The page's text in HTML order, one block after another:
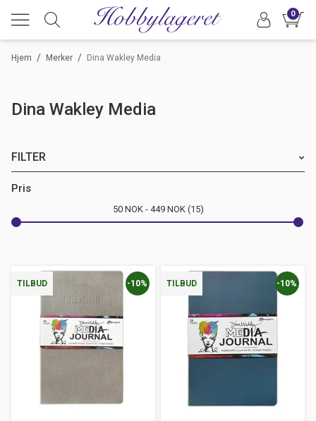
0
/
Hjem /
Merker Dina Wakley Media
Dina Wakley Media
FILTER
Merke
Farge
Pris
50 NOK 449 NOK 15
TILBUD -10% TILBUD -10%